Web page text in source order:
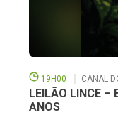
19H00 CANAL
LEILÃO LINCE –
ANOS